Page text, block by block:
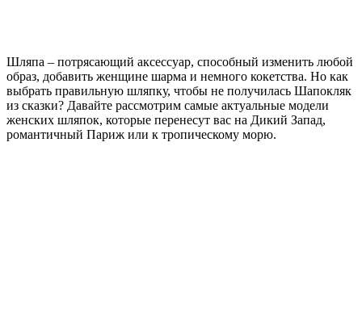
Шляпа – потрясающий аксессуар, способный изменить любой
образ, добавить женщине шарма и немного кокетства. Но как
выбрать правильную шляпку, чтобы не получилась Шапокляк
из сказки? Давайте рассмотрим самые актуальные модели
женских шляпок, которые перенесут вас на Дикий Запад,
романтичный Париж или к тропическому морю.